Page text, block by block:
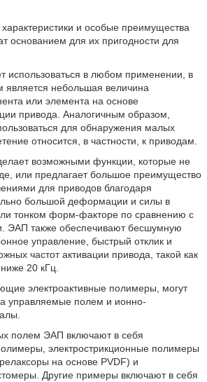
и особые преимущества
основанием для их пригодности для
использоваться в любом применении, в
является небольшая величина
или элемента на основе
привода. Аналогичным образом,
для обнаружения малых
относится, в частности, к приводам.
возможными функции, которые не
или предлагает большое преимущество
для приводов благодаря
большой деформации и силы в
тонком форм-факторе по сравнению с
ЭАП также обеспечивают бесшумную
управление, быстрый отклик и
частот активации привода, такой как
20 кГц.
электроактивные полимеры, могут
управляемые полем и ионно-
полем ЭАП включают в себя
электрострикционные полимеры
на основе PVDF) и
Другие примеры включают в себя